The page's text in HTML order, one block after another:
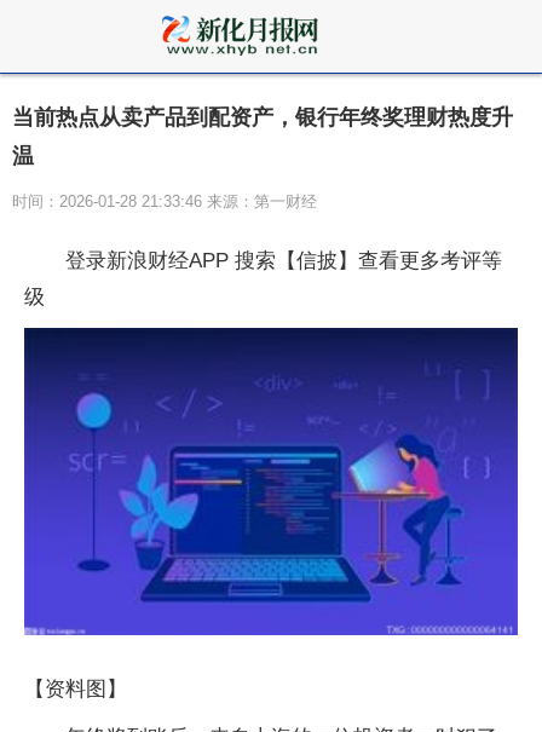
当前热点从卖产品到配资产，银行年终奖理财热度升
温
时间：2026-01-28 21:33:46 来源：第一财经
登录新浪财经APP 搜索【信披】查看更多考评等
级
【资料图】